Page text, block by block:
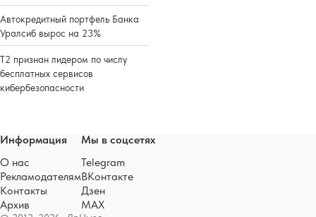
Автокредитный портфель Банка
Уралсиб вырос на 23%
Т2 признан лидером по числу
бесплатных сервисов
кибербезопасности
Информация
О нас
Рекламодателям
Контакты
Архив
Мы в соцсетях
Telegram
ВКонтакте
Дзен
MAX